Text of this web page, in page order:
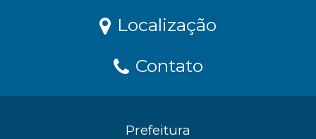
Localização
Contato
Prefeitura